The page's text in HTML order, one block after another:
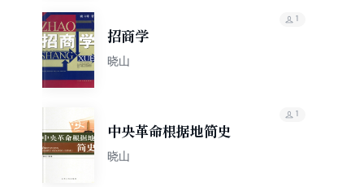
招商学
晓山
1
中央革命根据地简史
晓山
1